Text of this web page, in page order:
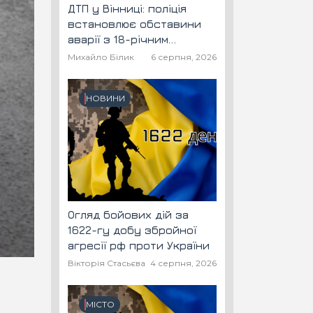
ДТП у Вінниці: поліція
встановлює обставини
аварії з 18-річним
скутеристом
Михайло Білик 6 серпня, 2026
НОВИНИ
Огляд бойових дій за
1622-гу добу збройної
агресії рф проти України
Вікторія Стасьєва 4 серпня, 2026
МІСТО